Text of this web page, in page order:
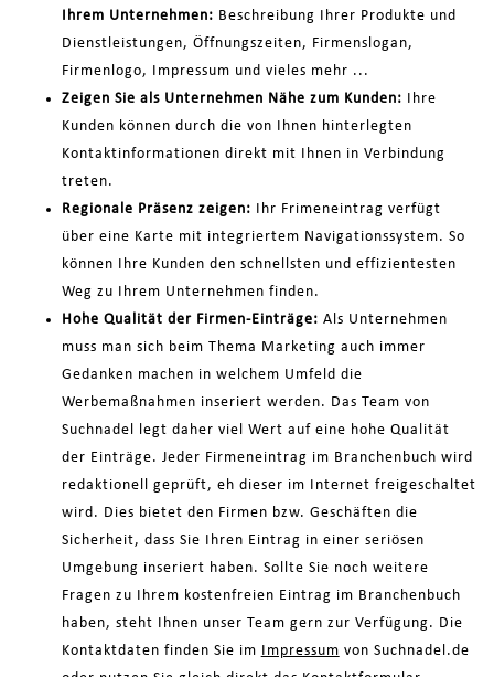
Ihrem Unternehmen: Beschreibung Ihrer Produkte und
Dienstleistungen, Öffnungszeiten, Firmenslogan,
Firmenlogo, Impressum und vieles mehr ...
Zeigen Sie als Unternehmen Nähe zum Kunden: Ihre
Kunden können durch die von Ihnen hinterlegten
Kontaktinformationen direkt mit Ihnen in Verbindung
treten.
Regionale Präsenz zeigen: Ihr Frimeneintrag verfügt
über eine Karte mit integriertem Navigationssystem. So
können Ihre Kunden den schnellsten und effizientesten
Weg zu Ihrem Unternehmen finden.
Hohe Qualität der Firmen-Einträge: Als Unternehmen
muss man sich beim Thema Marketing auch immer
Gedanken machen in welchem Umfeld die
Werbemaßnahmen inseriert werden. Das Team von
Suchnadel legt daher viel Wert auf eine hohe Qualität
der Einträge. Jeder Firmeneintrag im Branchenbuch wird
redaktionell geprüft, eh dieser im Internet freigeschaltet
wird. Dies bietet den Firmen bzw. Geschäften die
Sicherheit, dass Sie Ihren Eintrag in einer seriösen
Umgebung inseriert haben. Sollte Sie noch weitere
Fragen zu Ihrem kostenfreien Eintrag im Branchenbuch
haben, steht Ihnen unser Team gern zur Verfügung. Die
Kontaktdaten finden Sie im
Impressum von Suchnadel.de